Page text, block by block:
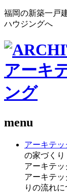
福岡の新築一戸
ハウジングへ
menu
アーキテッ
の家づくり
アーキテッ
アーキテッ
りの流れ